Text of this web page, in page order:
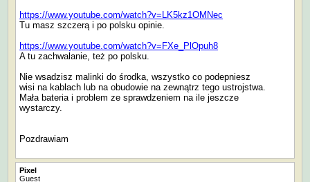
https://www.youtube.com/watch?v=LK5kz1OMNec
Tu masz szczerą i po polsku opinie.
https://www.youtube.com/watch?v=FXe_PlOpuh8
A tu zachwalanie, też po polsku.
Nie wsadzisz malinki do środka, wszystko co podepniesz
wisi na kablach lub na obudowie na zewnątrz tego ustrojstwa.
Mała bateria i problem ze sprawdzeniem na ile jeszcze
wystarczy.
Pozdrawiam
Pixel
Guest